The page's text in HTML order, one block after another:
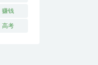
赚钱
高考